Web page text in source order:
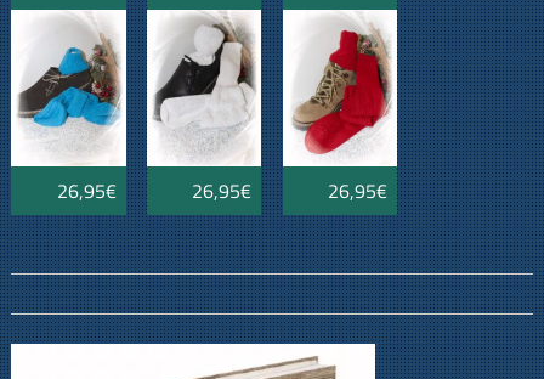
"Chiemsee"
26,95€
Musikerstrumpf
lang
26,95€
rot
26,95€